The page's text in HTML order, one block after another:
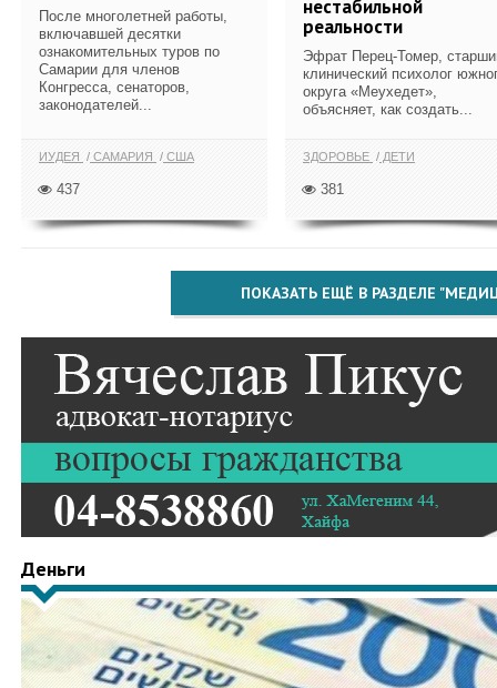
После многолетней работы,
включавшей десятки
ознакомительных туров по
Самарии для членов
Конгресса, сенаторов,
законодателей...
ИУДЕЯ САМАРИЯ США
437
нестабильной
реальности
Эфрат Перец-Томер,
клинический психолог
округа «Меухедет»,
объясняет, как создать...
ЗДОРОВЬЕ ДЕТИ
381
ПОКАЗАТЬ ЕЩЁ В РАЗДЕЛЕ
Деньги